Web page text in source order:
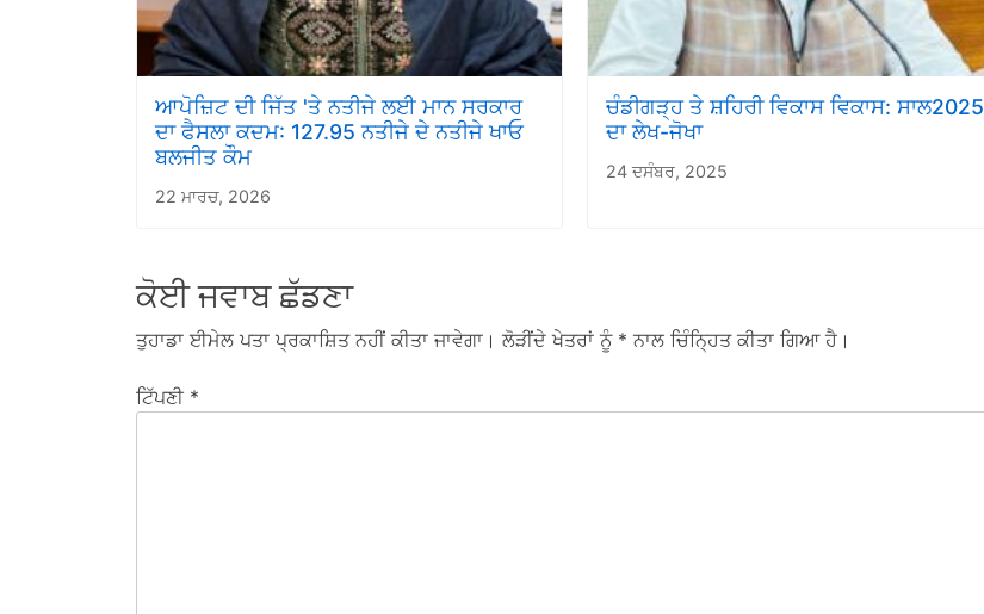
ਆਪੋਜ਼ਿਟ ਦੀ ਜਿੱਤ 'ਤੇ ਨਤੀਜੇ ਲਈ ਮਾਨ ਸਰਕਾਰ
ਦਾ ਫੈਸਲਾ ਕਦਮ: 127.95 ਨਤੀਜੇ ਦੇ ਨਤੀਜੇ ਖਾਓ
ਬਲਜੀਤ ਕੌਮ
22 ਮਾਰਚ, 2026
ਚੰਡੀਗੜ੍ਹ ਤੇ ਸ਼ਹਿਰੀ ਵਿਕਾਸ ਵਿਕਾਸ: ਸਾਲ2025
ਦਾ ਲੇਖ-ਜੋਖਾ
24 ਦਸੰਬਰ, 2025
ਕੋਈ ਜਵਾਬ ਛੱਡਣਾ
ਤੁਹਾਡਾ ਈਮੇਲ ਪਤਾ ਪ੍ਰਕਾਸ਼ਿਤ ਨਹੀਂ ਕੀਤਾ ਜਾਵੇਗਾ। ਲੋੜੀਂਦੇ ਖੇਤਰਾਂ ਨੂੰ * ਨਾਲ ਚਿੰਨ੍ਹਿਤ ਕੀਤਾ ਗਿਆ ਹੈ।
ਟਿੱਪਣੀ *